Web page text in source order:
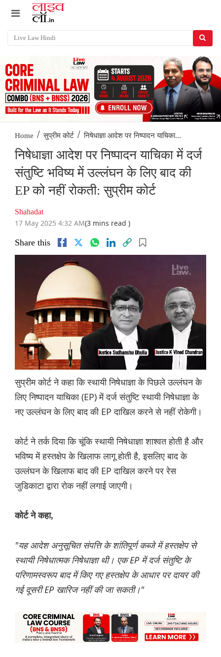
Home / सुप्रीम कोर्ट / निषेधाज्ञा आदेश पर निष्पादन याचिका...
निषेधाज्ञा आदेश पर निष्पादन याचिका में दर्ज
संतुष्टि भविष्य में उल्लंघन के लिए बाद की
EP को नहीं रोकती: सुप्रीम कोर्ट
Shahadat
17 May 2025 4:32 AM(3 mins read )
Share this
सुप्रीम कोर्ट ने कहा कि स्थायी निषेधाज्ञा के पिछले उल्लंघन के
लिए निष्पादन याचिका (EP) में दर्ज संतुष्टि स्थायी निषेधाज्ञा के
नए उल्लंघन के लिए बाद की EP दाखिल करने से नहीं रोकेगी।
कोर्ट ने तर्क दिया कि चूंकि स्थायी निषेधाज्ञा शाश्वत होती है और
भविष्य में हस्तक्षेप के खिलाफ लागू होती है, इसलिए बाद के
उल्लंघन के खिलाफ बाद की EP दाखिल करने पर रेस
जुडिकाटा द्वारा रोक नहीं लगाई जाएगी।
कोर्ट ने कहा,
"यह आदेश अनुसूचित संपत्ति के शांतिपूर्ण कब्जे में हस्तक्षेप से
स्थायी निषेधात्मक निषेधाज्ञा थी। एक EP में दर्ज संतुष्टि के
परिणामस्वरूप बाद में किए गए हस्तक्षेप के आधार पर दायर की
गई दूसरी EP खारिज नहीं की जा सकती।"